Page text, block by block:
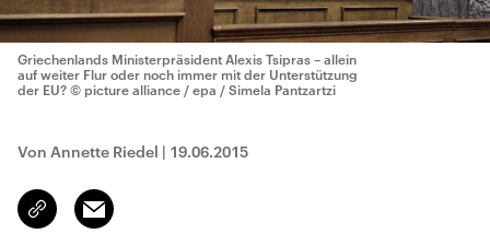
Griechenlands Ministerpräsident Alexis Tsipras – allein
auf weiter Flur oder noch immer mit der Unterstützung
der EU? © picture alliance / epa / Simela Pantzartzi
Von Annette Riedel | 19.06.2015
Link
kopieren/teilen
Email